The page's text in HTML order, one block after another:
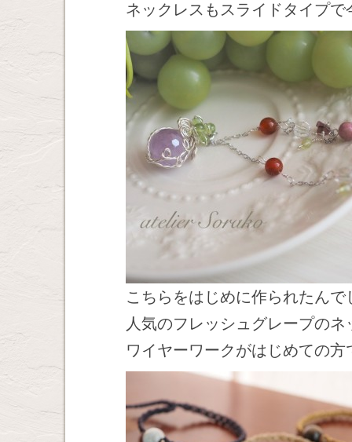
ネックレスもスライドタイプ
こちらをはじめに作られたんで
人気のフレッシュグレープの
ワイヤーワークがはじめての方